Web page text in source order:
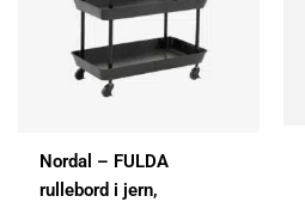
Nordal – FULDA
rullebord i jern,